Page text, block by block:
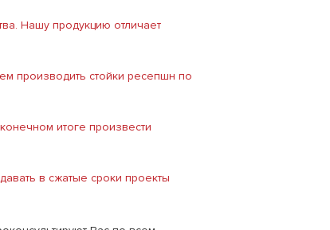
Нашу продукцию отличает
производить стойки ресепшн по
итоге произвести
в сжатые сроки проекты